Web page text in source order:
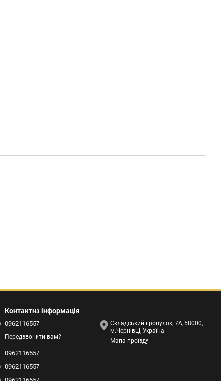
Контактна інформація
0962116557
Передзвонити вам?
0962116557
0962116557
Складський провулок, 7А, 58000,
м.Чернівці, Україна
Мапа проїзду